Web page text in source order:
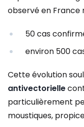
observé en France
50 cas
environ 500
Cette évolution
antivectorielle
particulièrement
moustiques,